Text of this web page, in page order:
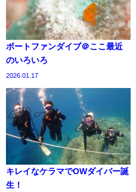
ボートファンダイブ＠ここ最近
のいろいろ
2026.01.17
キレイなケラマでOWダイバー誕
生！